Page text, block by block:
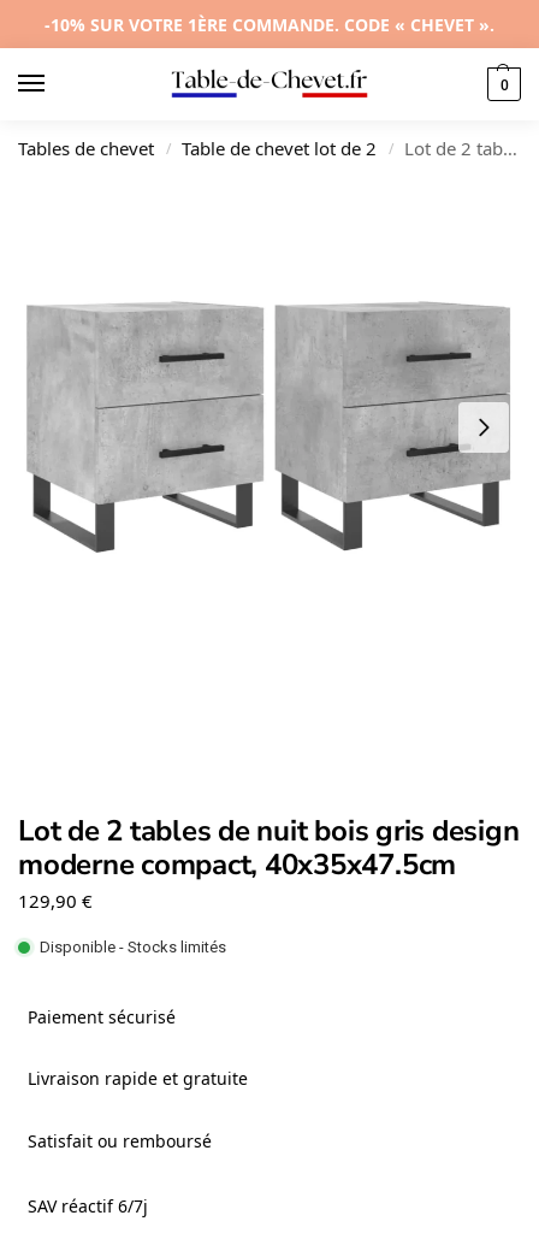
-10% SUR VOTRE 1ÈRE COMMANDE. CODE « CHEVET ».
0
Tables de chevet / Table de chevet lot de 2 / Lot de 2 tables de nuit bois gris design moderne compact, 40x35x47.5cm
Lot de 2 tables de nuit bois gris design
moderne compact, 40x35x47.5cm
129,90 €
Disponible - Stocks limités
Paiement sécurisé
Livraison rapide et gratuite
Satisfait ou remboursé
SAV réactif 6/7j